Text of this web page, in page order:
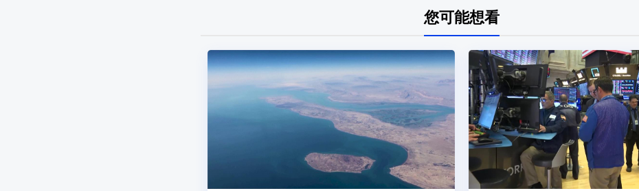
您可能想看